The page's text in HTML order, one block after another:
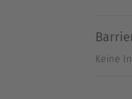
das
Keine